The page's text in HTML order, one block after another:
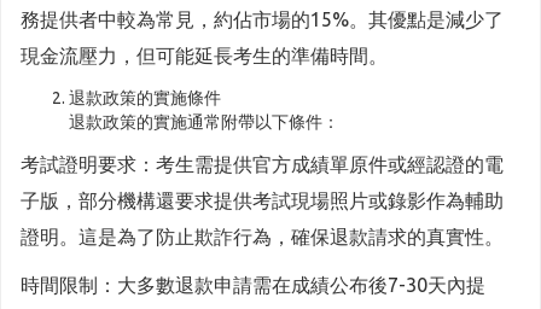
務提供者中較為常見，約佔市場的15%。其優點是減少了
現金流壓力，但可能延長考生的準備時間。
退款政策的實施條件
退款政策的實施通常附帶以下條件：
考試證明要求：考生需提供官方成績單原件或經認證的電
子版，部分機構還要求提供考試現場照片或錄影作為輔助
證明。這是為了防止欺詐行為，確保退款請求的真實性。
時間限制：大多數退款申請需在成績公布後7-30天內提